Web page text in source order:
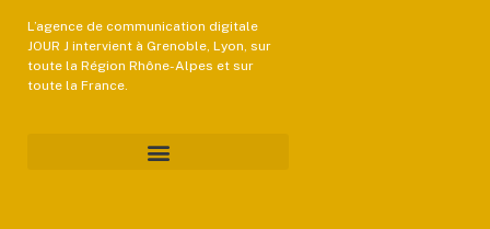
L’agence de communication digitale
JOUR J intervient à Grenoble, Lyon, sur
toute la Région Rhône-Alpes et sur
toute la France.